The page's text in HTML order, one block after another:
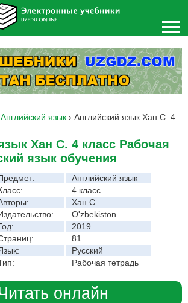
Английский язык › Английский язык Хан С. 4
Хан С. 4 класс Рабочая
язык обучения
Английский язык
4 класс
Хан С.
O'zbekiston
2019
81
Русский
Рабочая тетрадь
онлайн